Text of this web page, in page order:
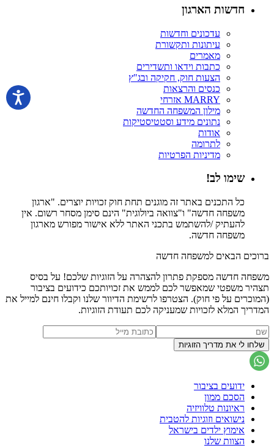
חדשות הארגון
עדכונים וחדשות
עיתונות ותקשורת
מאמרים
כתבות וידאו ותשדירים
הצעות חוק, חקיקה ובג"ץ
כנסים והרצאות
MARRY אזרחי
מילון המשפחה החדשה
נתונים מידע וסטטיסטיקות
אודות
לתרומה
מדיניות הפרטיות
שימו לב!
כל התכנים באתר זה מוגנים תחת חוק זכויות יוצרים. "ארגון
משפחה חדשה" ו"צוואה ביולוגית" הינם סימן מסחר רשום. אין
להעתיק /להשתמש בתכני האתר ללא אישור מפורש מארגון
משפחה חדשה.
ברוכים הבאים למשפחה חדשה
משפחה חדשה מספקת פתרון להצהרה על הזוגיות שלכם! על בסיס
תצהיר משפטי שמאפשר לכם לממש את זכויותכם כידועים בציבור
(המוכרים על פי חוק). הצטרפו לרשימת הדיוור שלנו וקבלו חינם למייל את
המדריך המלא לזכויות שמעניקה לכם תעודת הזוגיות.
ידועים בציבור
הסכם ממון
ראיונות טלוויזיה
נישואים וזוגיות להטבית
אימוץ ילדים בישראל
הצוות שלנו